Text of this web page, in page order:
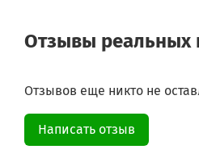
Отзывы реальных
Отзывов еще никто не
Написать отзыв